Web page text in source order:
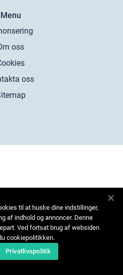
Menu
oss
oss
til at huske dine indstillinger,
af indhold og annoncer. Denne
Ved fortsat brug af websiden
cookiepolitikken.
Privatlivspolitik